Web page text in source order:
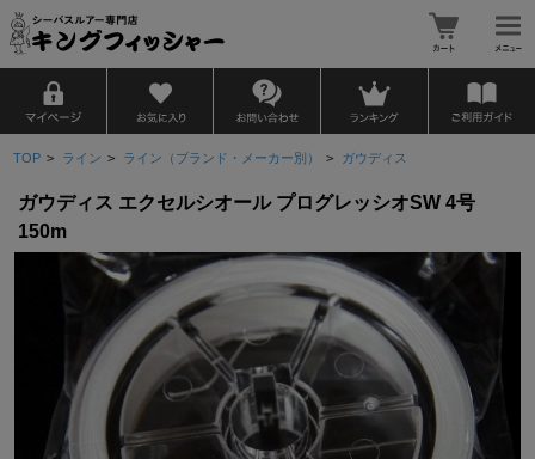
TOP > ライン > ライン（ブランド・メーカー別） > ガウディス
ガウディス エクセルシオール プログレッシオSW 4号
150m